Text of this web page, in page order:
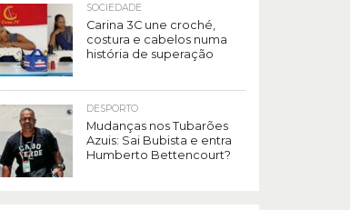
SOCIEDADE
Carina 3C une croché,
costura e cabelos numa
história de superação
DESPORTO
Mudanças nos Tubarões
Azuis: Sai Bubista e entra
Humberto Bettencourt?